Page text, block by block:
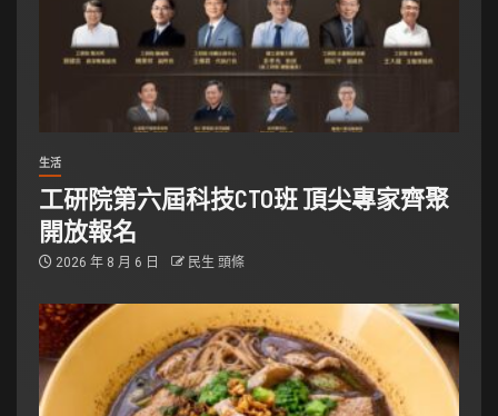
生活
工研院第六屆科技CTO班 頂尖專家齊聚
開放報名
2026 年 8 月 6 日 民生 頭條